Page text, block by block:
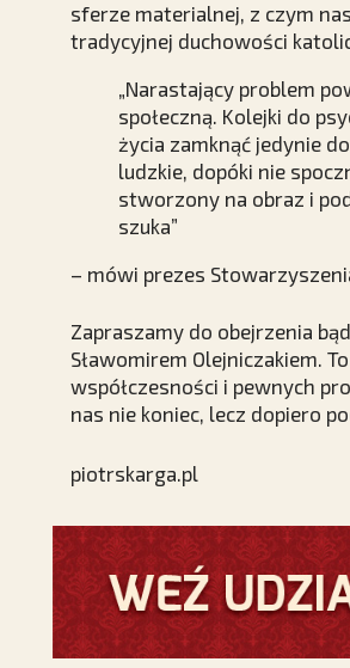
sferze materialnej, z czym
tradycyjnej duchowości
„Narastający problem
społeczną. Kolejki do
życia zamknąć jedynie
ludzkie, dopóki nie
stworzony na obraz i
szuka”
– mówi prezes
Zapraszamy do obejrzenia
Sławomirem Olejniczakiem.
współczesności i pewnych
nas nie koniec, lecz dopiero
piotrskarga.pl